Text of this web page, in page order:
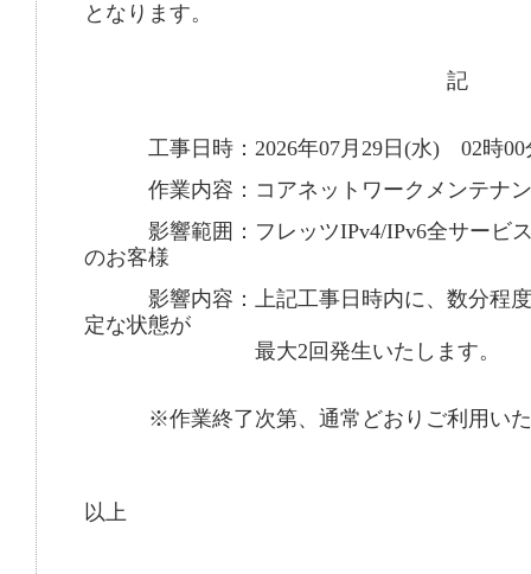
となります。
記
工事日時：2026年07月29日(水) 02時00
作業内容：コアネットワークメンテナン
影響範囲：フレッツIPv4/IPv6全サービ
のお客様
影響内容：上記工事日時内に、数分程度
定な状態が
最大2回発生いたします。
※作業終了次第、通常どおりご利用いた
以上